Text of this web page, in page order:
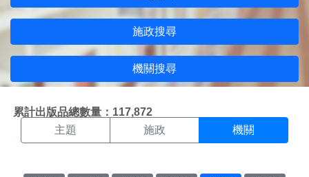
施政搜尋
機關搜尋
累計出版品總數量：117,872
機關搜尋結果頁面
主題 施政 機關